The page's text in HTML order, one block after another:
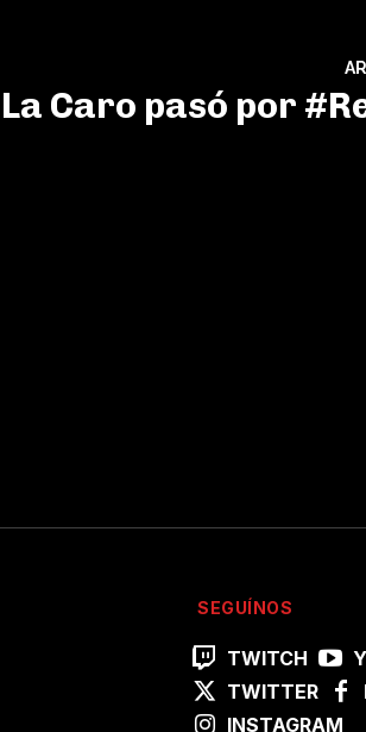
La Caro pasó por
SEGUÍNOS
TWITCH
TWITTER
INSTAGRAM